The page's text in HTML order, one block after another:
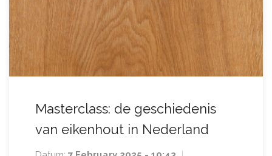
Masterclass: de geschiedenis
van eikenhout in Nederland